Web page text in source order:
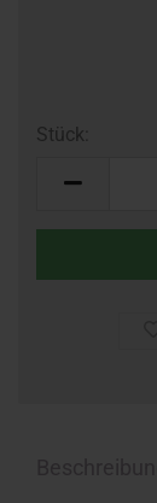
Rückstaus
Stück: